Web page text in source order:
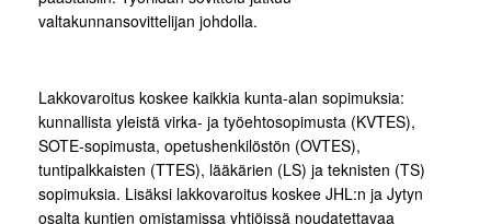
valtakunnansovittelijan johdolla.
Lakkovaroitus koskee kaikkia kunta-alan sopimuksia:
kunnallista yleistä virka- ja työehtosopimusta (KVTES),
SOTE-sopimusta, opetushenkilöstön (OVTES),
tuntipalkkaisten (TTES), lääkärien (LS) ja teknisten (TS)
sopimuksia. Lisäksi lakkovaroitus koskee JHL:n ja Jytyn
osalta kuntien omistamissa yhtiöissä noudatettavaa